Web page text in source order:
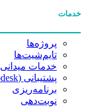
خدمات
پروژه‌ها
تایم‌شیت‌ها
خدمات میدانی
پشتیبانی (Helpdesk)
برنامه‌ریزی
نوبت‌دهی